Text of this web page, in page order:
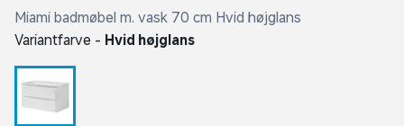
Miami badmøbel m. vask 70 cm Hvid højglans
Variantfarve - Hvid højglans